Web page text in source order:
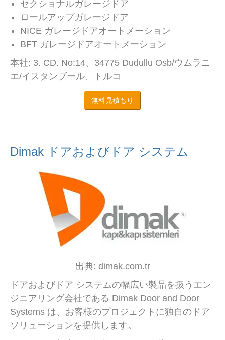
セクショナルガレージドア
ロールアップガレージドア
NICE ガレージドアオートメーション
BFT ガレージドアオートメーション
本社: 3. CD. No:14、34775 Dudullu Osb/ウムラニ
エ/イスタンブール、トルコ
無料見積もり
Dimak ドアおよびドア システム
出典: dimak.com.tr
ドアおよびドア システムの幅広い製品を扱うエン
ジニアリング会社である Dimak Door and Door
Systems は、お客様のプロジェクトに独自のドア
ソリューションを提供します。